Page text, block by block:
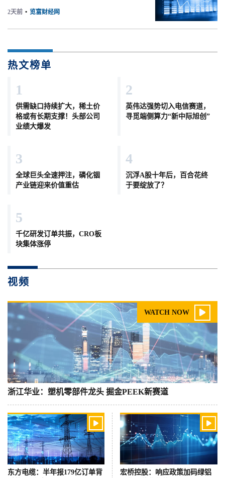
2天前 • 览富财经网
热文榜单
1
供需缺口持续扩大，稀土价
格或有长期支撑！头部公司
业绩大爆发
2
英伟达强势切入电信赛道，
寻觅端侧算力“新中际旭创”
3
全球巨头全速押注，磷化铟
产业链迎来价值重估
4
沉浮A股十年后，百合花终
于要绽放了？
5
千亿研发订单共振，CRO板
块集体涨停
视频
WATCH NOW 
浙江华业：塑机零部件龙头 掘金PEEK新赛道

东方电缆：半年报179亿订单背

宏桥控股：响应政策加码绿铝